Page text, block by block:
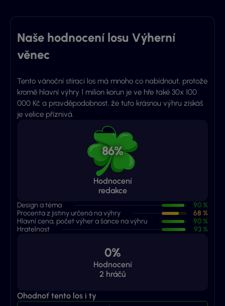
Naše hodnocení losu Výherní
věnec
Tento vánoční stírací los má mnoho co nabídnout, protože
kromě hlavní výhry 1 milion korun je ve hře také 30x 100
000 Kč a pravděpodobnost, že tuto krásnou výhru získáš
je velice příznivá.
86%
Hodnocení
redakce
Design a téma
90 %
Procenta z jistiny určená na výhry
68 %
Hlavní cena, počet výher a šance na výhru
90 %
Hratelnost
93 %
0%
Hodnocení
2 hráčů
Ohodnoť tento los i ty